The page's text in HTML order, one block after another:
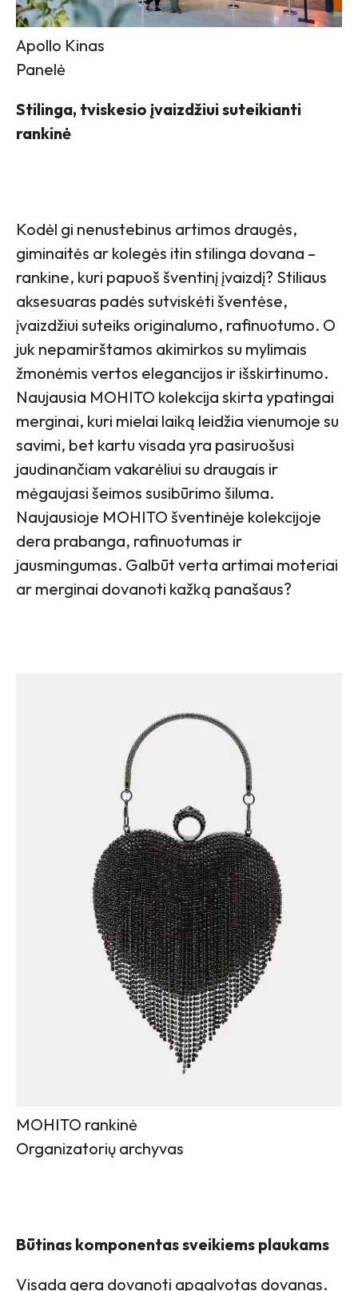
Apollo Kinas
Panelė
Stilinga, tviskesio įvaizdžiui suteikianti
rankinė
Kodėl gi nenustebinus artimos draugės,
giminaitės ar kolegės itin stilinga dovana –
rankine, kuri papuoš šventinį įvaizdį? Stiliaus
aksesuaras padės sutviskėti šventėse,
įvaizdžiui suteiks originalumo, rafinuotumo. O
juk nepamirštamos akimirkos su mylimais
žmonėmis vertos elegancijos ir išskirtinumo.
Naujausia MOHITO kolekcija skirta ypatingai
merginai, kuri mielai laiką leidžia vienumoje su
savimi, bet kartu visada yra pasiruošusi
jaudinančiam vakarėliui su draugais ir
mėgaujasi šeimos susibūrimo šiluma.
Naujausioje MOHITO šventinėje kolekcijoje
dera prabanga, rafinuotumas ir
jausmingumas. Galbūt verta artimai moteriai
ar merginai dovanoti kažką panašaus?
MOHITO rankinė
Organizatorių archyvas
Būtinas komponentas sveikiems plaukams
Visada gera dovanoti apgalvotas dovanas.